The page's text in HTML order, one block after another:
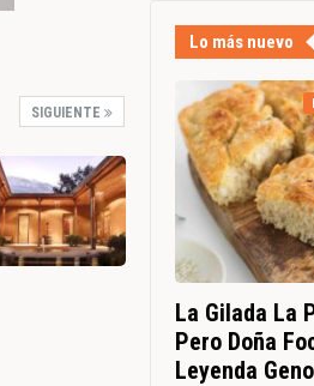
SIGUIENTE
Lo más nuevo
La Gilada La
Pero Doña
Leyenda